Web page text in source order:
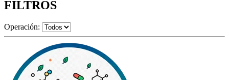
FILTROS
Operación: